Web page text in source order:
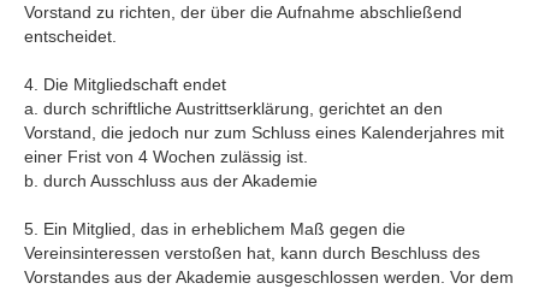
Vorstand zu richten, der über die Aufnahme abschließend
entscheidet.
4. Die Mitgliedschaft endet
a. durch schriftliche Austrittserklärung, gerichtet an den
Vorstand, die jedoch nur zum Schluss eines Kalenderjahres mit
einer Frist von 4 Wochen zulässig ist.
b. durch Ausschluss aus der Akademie
5. Ein Mitglied, das in erheblichem Maß gegen die
Vereinsinteressen verstoßen hat, kann durch Beschluss des
Vorstandes aus der Akademie ausgeschlossen werden. Vor dem